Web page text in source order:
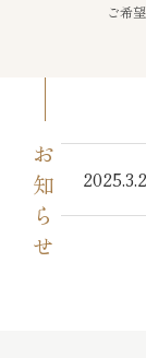
ご希
お知らせ